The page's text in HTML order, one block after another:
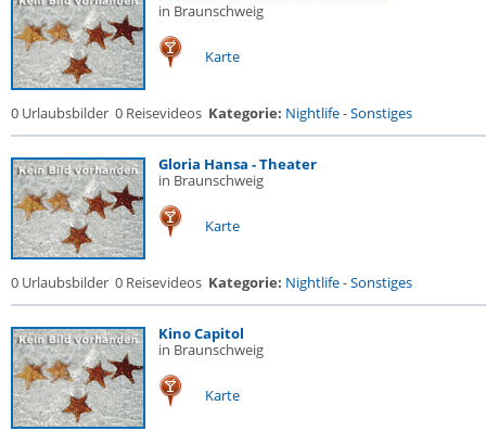
in Braunschweig
Karte
0 Urlaubsbilder 0 Reisevideos Kategorie: Nightlife-Sonstiges
Gloria Hansa - Theater
in Braunschweig
Karte
0 Urlaubsbilder 0 Reisevideos Kategorie: Nightlife-Sonstiges
Kino Capitol
in Braunschweig
Karte